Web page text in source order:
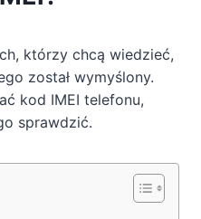
którzy chcą wiedzieć,
został wymyślony.
kod IMEI telefonu,
sprawdzić.